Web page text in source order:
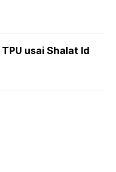
usai Shalat Id